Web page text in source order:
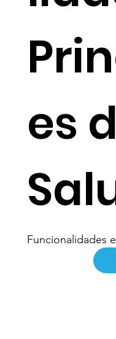
es
Funcionalidades